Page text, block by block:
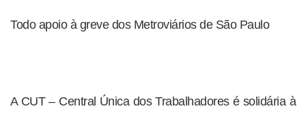
Todo apoio à greve dos Metroviários de São Paulo
A CUT – Central Única dos Trabalhadores é solidária à